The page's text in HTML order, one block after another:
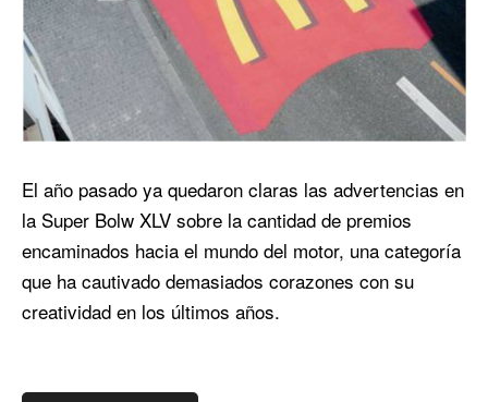
El año pasado ya quedaron claras las advertencias en
la Super Bolw XLV sobre la cantidad de premios
encaminados hacia el mundo del motor, una categoría
que ha cautivado demasiados corazones con su
creatividad en los últimos años.